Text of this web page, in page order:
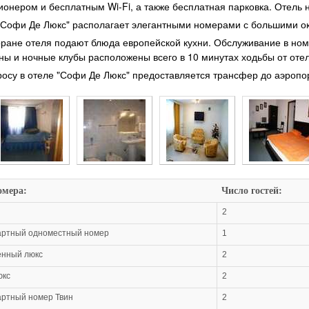
и бесплатным Wi-Fi, а также бесплатная парковка. Отель
Де Люкс" располагает элегантными номерами с большими
отеля подают блюда европейской кухни. Обслуживание в
и ночные клубы расположены всего в 10 минутах ходьбы от
в отеле "Софи Де Люкс" предоставляется трансфер до
Число гостей:
2
одноместный номер 1
люкс 2
2
номер Твин 2